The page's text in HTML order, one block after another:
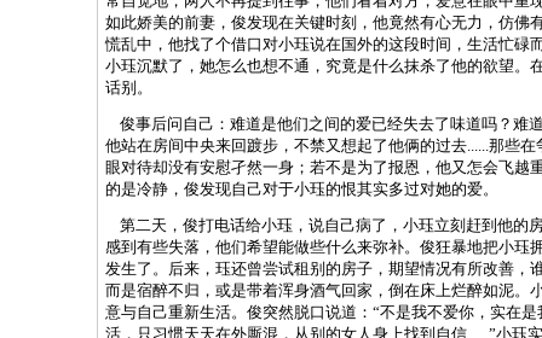
如此娇美的前妻，俊发现在关键时刻，他竟然有心无力，仿佛
慌乱中，他找了个借口对小珏说在国外的这段时间，生活忙碌
小珏沉默了，她怎么也想不通，究竟是什么抹杀了他的欲望。
话别。
俊事后问自己：难道是他们之间的爱已经失去了味道吗？难
他站在房间中央来回踱步，不禁又想起了他俩的过去......那些
眼对待却没有安慰孑然一身；若不是为了报恩，他又怎会飞越
的是冷静，俊发现自己对于小珏的恨其实多过对她的爱。
第二天，俊打电话给小珏，说自己病了，小珏立刻赶到他的
感到有些失落，他们希望能做些什么来弥补。俊狂暴地把小珏
发生了。后来，珏还曾尝试租别的房子，期望情况有所改善，
而是宿醉不归，或是带着浑身酒气回家，倒在床上烂醉如泥。
意与自己重新生活。俊突然脱口说道：“不是我不爱你，实在
活，只习惯天天在外厮混，从别的女人身上找到自信......”小珏